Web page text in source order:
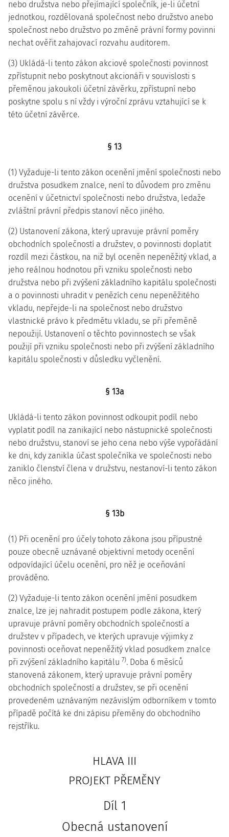
nebo družstva nebo přejímající společník, je-li účetní
jednotkou, rozdělovaná společnost nebo družstvo anebo
společnost nebo družstvo po změně právní formy povinni
nechat ověřit zahajovací rozvahu auditorem.
(3) Ukládá-li tento zákon akciové společnosti povinnost
zpřístupnit nebo poskytnout akcionáři v souvislosti s
přeměnou jakoukoli účetní závěrku, zpřístupní nebo
poskytne spolu s ní vždy i výroční zprávu vztahující se k
této účetní závěrce.
§ 13
(1) Vyžaduje-li tento zákon ocenění jmění společnosti nebo
družstva posudkem znalce, není to důvodem pro změnu
ocenění v účetnictví společnosti nebo družstva, ledaže
zvláštní právní předpis stanoví něco jiného.
(2) Ustanovení zákona, který upravuje právní poměry
obchodních společností a družstev, o povinnosti doplatit
rozdíl mezi částkou, na niž byl oceněn nepeněžitý vklad, a
jeho reálnou hodnotou při vzniku společnosti nebo
družstva nebo při zvýšení základního kapitálu společnosti
a o povinnosti uhradit v penězích cenu nepeněžitého
vkladu, nepřejde-li na společnost nebo družstvo
vlastnické právo k předmětu vkladu, se při přeměně
nepoužijí. Ustanovení o těchto povinnostech se však
použijí při vzniku společnosti nebo při zvýšení základního
kapitálu společnosti v důsledku vyčlenění.
§ 13a
Ukládá-li tento zákon povinnost odkoupit podíl nebo
vyplatit podíl na zanikající nebo nástupnické společnosti
nebo družstvu, stanoví se jeho cena nebo výše vypořádání
ke dni, kdy zanikla účast společníka ve společnosti nebo
zaniklo členství člena v družstvu, nestanoví-li tento zákon
něco jiného.
§ 13b
(1) Při ocenění pro účely tohoto zákona jsou přípustné
pouze obecně uznávané objektivní metody ocenění
odpovídající účelu ocenění, pro něž je oceňování
prováděno.
(2) Vyžaduje-li tento zákon ocenění jmění posudkem
znalce, lze jej nahradit postupem podle zákona, který
upravuje právní poměry obchodních společností a
družstev v případech, ve kterých upravuje výjimky z
povinnosti oceňovat nepeněžitý vklad posudkem znalce
při zvýšení základního kapitálu 7). Doba 6 měsíců
stanovená zákonem, který upravuje právní poměry
obchodních společností a družstev, se při ocenění
provedeném uznávaným nezávislým odborníkem v tomto
případě počítá ke dni zápisu přeměny do obchodního
rejstříku.
HLAVA III
PROJEKT PŘEMĚNY
Díl 1
Obecná ustanovení